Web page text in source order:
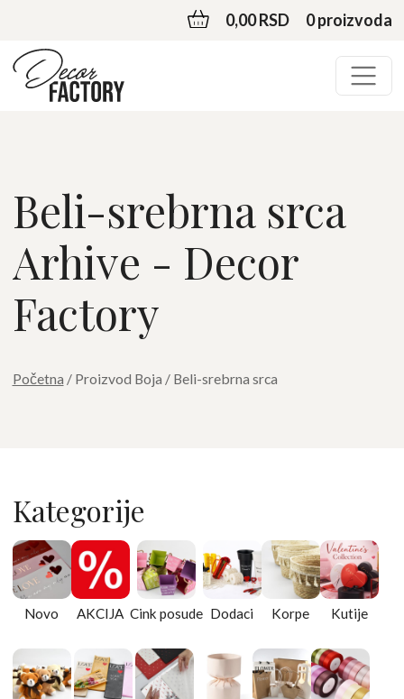
0,00 RSD 0 proizvoda
Beli-srebrna srca
Arhive - Decor
Factory
Početna / Proizvod Boja / Beli-srebrna srca
Kategorije
Novo AKCIJA Cink posude Dodaci Korpe Kutije